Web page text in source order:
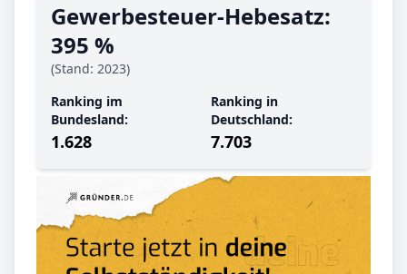
Gewerbe­steuer-Hebe­satz:
395 %
(Stand: 2023)
Ranking im
Bundesland:
1.628
Ranking in
Deutschland:
7.703